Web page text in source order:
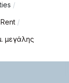
Rent
μεγάλης